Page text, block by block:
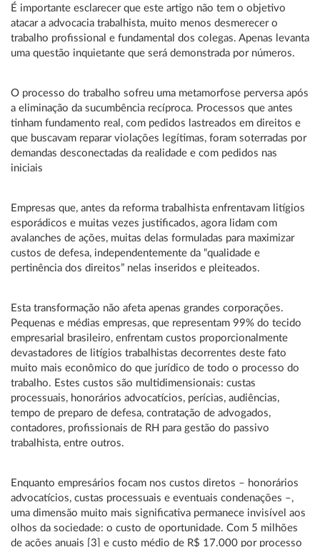
É importante esclarecer que este artigo não tem o objetivo
atacar a advocacia trabalhista, muito menos desmerecer o
trabalho profissional e fundamental dos colegas. Apenas levanta
uma questão inquietante que será demonstrada por números.
O processo do trabalho sofreu uma metamorfose perversa após
a eliminação da sucumbência recíproca. Processos que antes
tinham fundamento real, com pedidos lastreados em direitos e
que buscavam reparar violações legítimas, foram soterradas por
demandas desconectadas da realidade e com pedidos nas
iniciais
Empresas que, antes da reforma trabalhista enfrentavam litígios
esporádicos e muitas vezes justificados, agora lidam com
avalanches de ações, muitas delas formuladas para maximizar
custos de defesa, independentemente da “qualidade e
pertinência dos direitos” nelas inseridos e pleiteados.
Esta transformação não afeta apenas grandes corporações.
Pequenas e médias empresas, que representam 99% do tecido
empresarial brasileiro, enfrentam custos proporcionalmente
devastadores de litígios trabalhistas decorrentes deste fato
muito mais econômico do que jurídico de todo o processo do
trabalho. Estes custos são multidimensionais: custas
processuais, honorários advocatícios, perícias, audiências,
tempo de preparo de defesa, contratação de advogados,
contadores, profissionais de RH para gestão do passivo
trabalhista, entre outros.
Enquanto empresários focam nos custos diretos – honorários
advocatícios, custas processuais e eventuais condenações –,
uma dimensão muito mais significativa permanece invisível aos
olhos da sociedade: o custo de oportunidade. Com 5 milhões
de ações anuais [3] e custo médio de R$ 17.000 por processo